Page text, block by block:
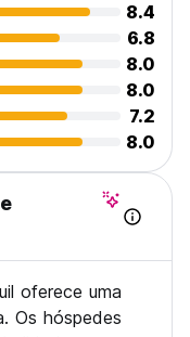
8.4
6.8
8.0
8.0
7.2
8.0
oferece uma
Os hóspedes